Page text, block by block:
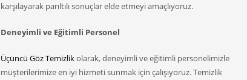
karşılayarak parıltılı sonuçlar elde etmeyi amaçlıyoruz.
Deneyimli ve Eğitimli Personel
Üçüncü Göz Temizlikolarak, deneyimli ve eğitimli personelimizle
müşterilerimize en iyi hizmeti sunmak için çalışıyoruz. Temizlik